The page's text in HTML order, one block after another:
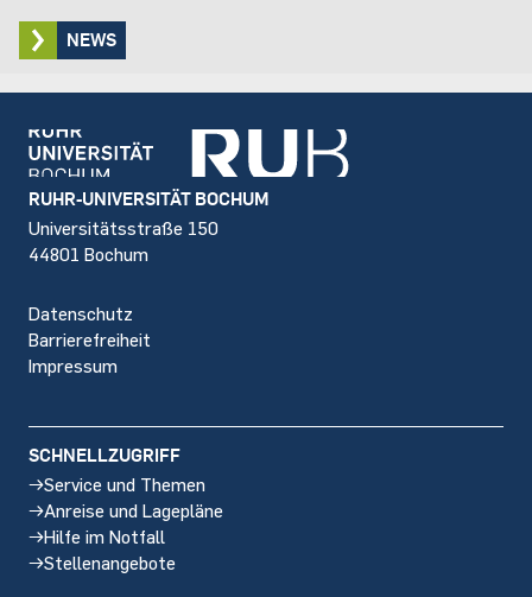
NEWS
Footer
RUHR-UNIVERSITÄT BOCHUM
Universitätsstraße 150
44801 Bochum
Datenschutz
Barrierefreiheit
Impressum
SCHNELLZUGRIFF
Service und Themen
Anreise und Lagepläne
Hilfe im Notfall
Stellenangebote